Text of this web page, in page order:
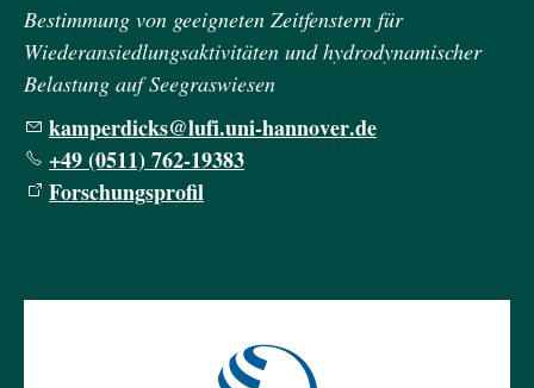
Bestimmung von geeigneten Zeitfenstern für
Wiederansiedlungsaktivitäten und hydrodynamischer
Belastung auf Seegraswiesen
k mp rdcks l f n-h nn v rd
+49 (0511) 762-19383
Forschungsprofil